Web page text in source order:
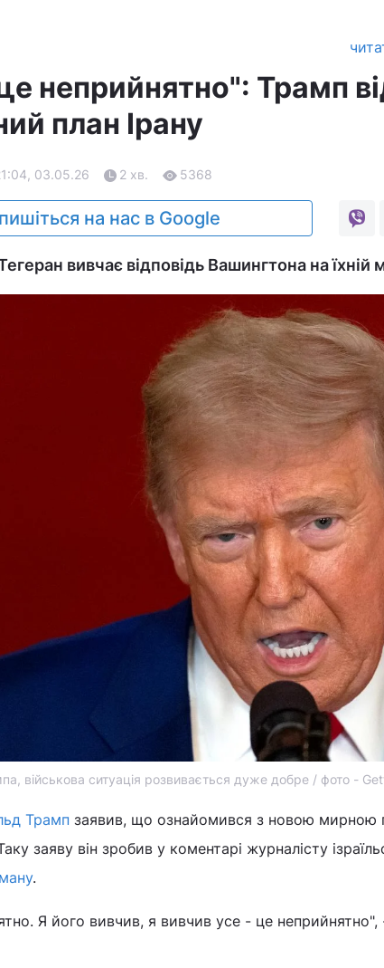
неприйнятно": Трамп
план Ірану
03.05.26 2 хв. 5368
на нас в Google
вивчає відповідь Вашингтона на їхній
військова ситуація розвивається дуже добре / фото -
Трамп заявив, що ознайомився з новою мирною
заяву він зробив у коментарі журналісту
.
Я його вивчив, я вивчив усе - це неприйнятно",